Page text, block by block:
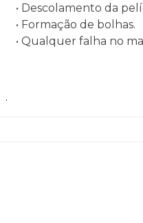
• Descolamento da
• Formação de bolhas.
• Qualquer falha no
.